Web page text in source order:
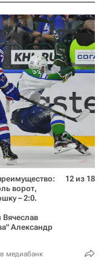
ворот,
– 2:0.
Александр
медиабанк
12 из 18